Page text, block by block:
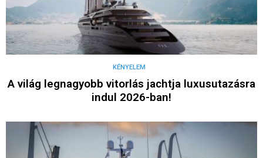
KÉNYELEM
A világ legnagyobb vitorlás jachtja luxusutazásra
indul 2026-ban!